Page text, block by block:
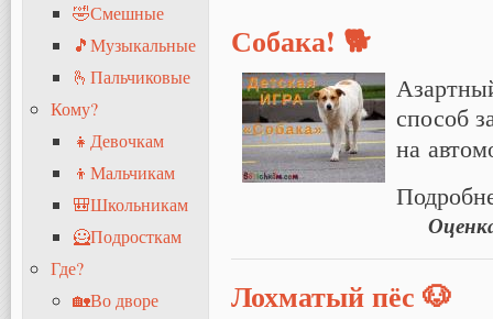
Собака! 🐕
способ
на
Лохматый пёс 🐶
🤣Смешные
🎵Музыкальные
🫰Пальчиковые
Кому?
👧Девочкам
👦Мальчикам
🎒Школьникам
🦸Подросткам
Где?
🏡Во дворе